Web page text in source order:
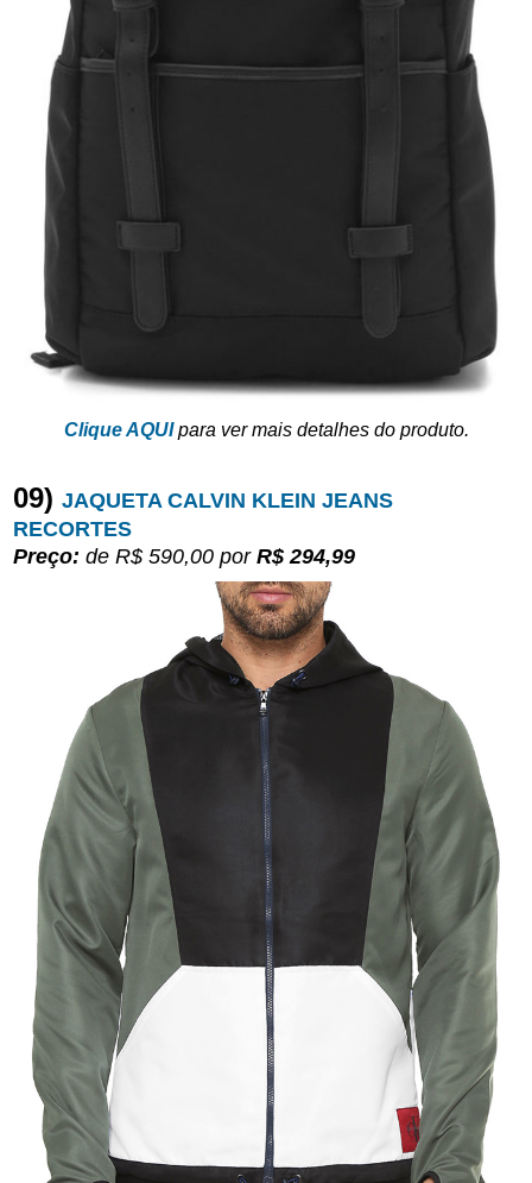
Clique AQUIpara ver mais detalhes do produto.
09) JAQUETA CALVIN KLEIN JEANS
RECORTES
Preço: de R$ 590,00 por R$ 294,99